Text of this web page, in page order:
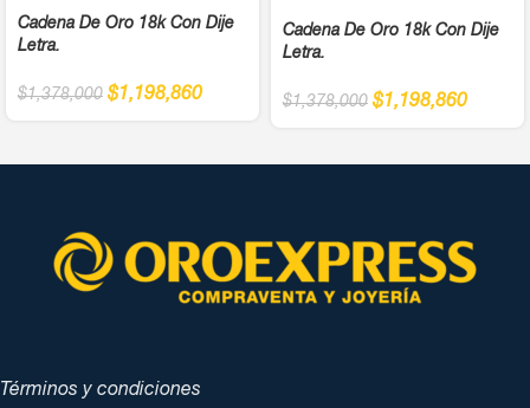
Cadena De Oro 18k Con Dije
Letra.
$1,378,000 $1,198,860
Cadena De Oro 18k Con Dije
Letra.
$1,378,000 $1,198,860
Términos y condiciones